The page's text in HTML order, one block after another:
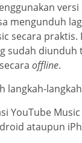
mengunduh
secara praktis.
sudah diunduh
offline.
langkah-
YouTube
ataupun